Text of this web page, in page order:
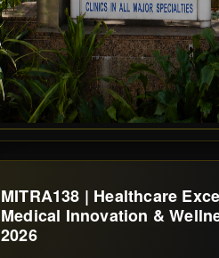
MITRA138 | Healthcare
Medical Innovation &
2026